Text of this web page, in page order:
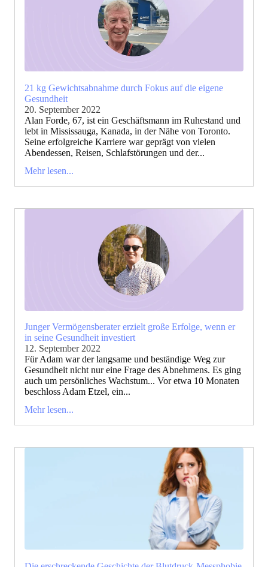
21 kg Gewichtsabnahme durch Fokus auf die eigene
Gesundheit
20. September 2022
Alan Forde, 67, ist ein Geschäftsmann im Ruhestand und
lebt in Mississauga, Kanada, in der Nähe von Toronto.
Seine erfolgreiche Karriere war geprägt von vielen
Abendessen, Reisen, Schlafstörungen und der...
Mehr lesen...
Junger Vermögensberater erzielt große Erfolge, wenn er
in seine Gesundheit investiert
12. September 2022
Für Adam war der langsame und beständige Weg zur
Gesundheit nicht nur eine Frage des Abnehmens. Es ging
auch um persönliches Wachstum... Vor etwa 10 Monaten
beschloss Adam Etzel, ein...
Mehr lesen...